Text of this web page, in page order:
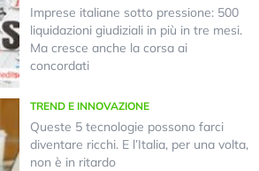
Imprese italiane sotto pressione: 500
liquidazioni giudiziali in più in tre mesi.
Ma cresce anche la corsa ai
concordati
TREND E INNOVAZIONE
Queste 5 tecnologie possono farci
diventare ricchi. E l’Italia, per una volta,
non è in ritardo